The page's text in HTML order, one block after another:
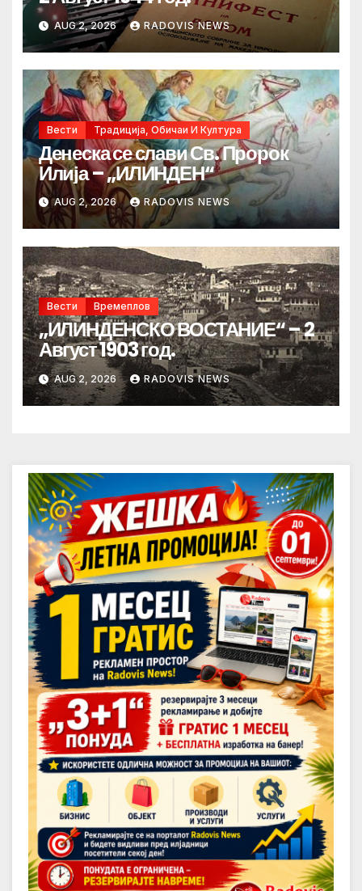
AUG 2, 2026 RADOVIS NEWS
Вести Традиција, Обичаи И Култура
Денеска се слави Св. Пророк
Илија – „ИЛИНДЕН“
AUG 2, 2026 RADOVIS NEWS
Вести Времеплов
„ИЛИНДЕНСКО ВОСТАНИЕ“ – 2
Август 1903 год.
AUG 2, 2026 RADOVIS NEWS